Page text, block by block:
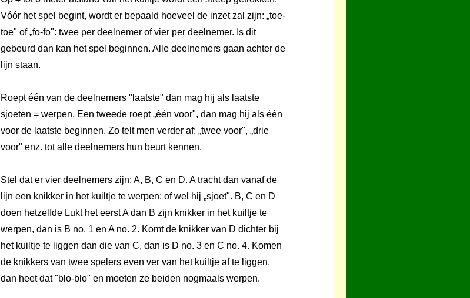
Vóór het spel begint, wordt er bepaald hoeveel de inzet zal zijn: „toe-
toe" of „fo-fo": twee per deelnemer of vier per deelnemer. Is dit
gebeurd dan kan het spel beginnen. Alle deelnemers gaan achter de
lijn staan.
Roept één van de deelnemers "laatste" dan mag hij als laatste
sjoeten = werpen. Een tweede roept „één voor", dan mag hij als één
voor de laatste beginnen. Zo telt men verder af: „twee voor", „drie
voor" enz. tot alle deelnemers hun beurt kennen.
Stel dat er vier deelnemers zijn: A, B, C en D. A tracht dan vanaf de
lijn een knikker in het kuiltje te werpen: of wel hij „sjoet". B, C en D
doen hetzelfde Lukt het eerst A dan B zijn knikker in het kuiltje te
werpen, dan is B no. 1 en A no. 2. Komt de knikker van D dichter bij
het kuiltje te liggen dan die van C, dan is D no. 3 en C no. 4. Komen
de knikkers van twee spelers even ver van het kuiltje af te liggen,
dan heet dat "blo-blo" en moeten ze beiden nogmaals werpen.